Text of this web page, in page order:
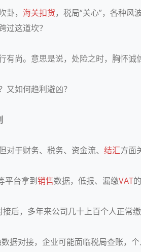
卦， 海关扣货，税局“关心”，各种
过这道坎？
有尚。意思是说，处险之时，胸怀诚
又如何趋利避凶？
于财务、税务、资金流、 结汇方面
平台拿到销售数据，低报、漏缴VAT
后，多年来公司几十上百个人正常
据对接，企业可能面临税局查账，